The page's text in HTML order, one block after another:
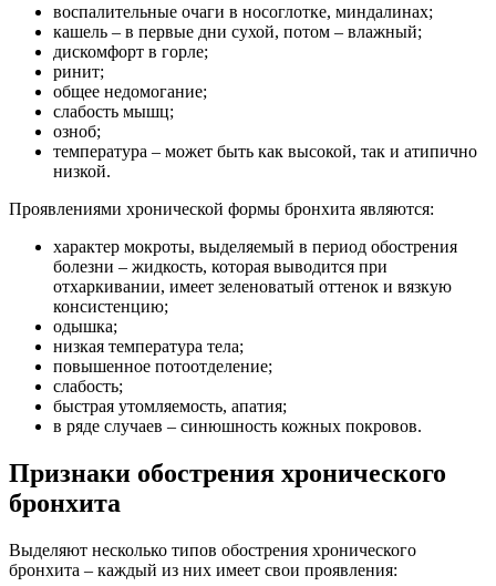
воспалительные очаги в носоглотке, миндалинах;
кашель – в первые дни сухой, потом – влажный;
дискомфорт в горле;
ринит;
общее недомогание;
слабость мышц;
озноб;
температура – может быть как высокой, так и атипично
низкой.
Проявлениями хронической формы бронхита являются:
характер мокроты, выделяемый в период обострения
болезни – жидкость, которая выводится при
отхаркивании, имеет зеленоватый оттенок и вязкую
консистенцию;
одышка;
низкая температура тела;
повышенное потоотделение;
слабость;
быстрая утомляемость, апатия;
в ряде случаев – синюшность кожных покровов.
Признаки обострения хронического
бронхита
Выделяют несколько типов обострения хронического
бронхита – каждый из них имеет свои проявления: